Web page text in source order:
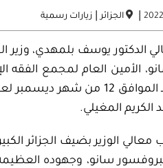
| الجزائر| زيارات رسمية
الدكتور يوسف بلمهدي، وزير
المغيلي.
الوزير بضيف الجزائر
سانو، وجهوده